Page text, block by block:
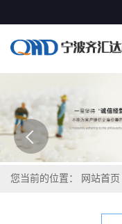
您当前的位置： 网站首页